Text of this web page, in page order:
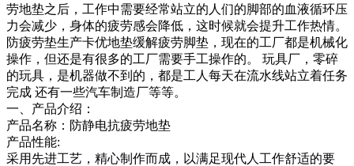
劳地垫之后，工作中需要经常站立的人们的脚部的血液循环压
力会减少，身体的疲劳感会降低，这时候就会提升工作热情。
防疲劳垫生产卡优地垫缓解疲劳脚垫，现在的工厂都是机械化
操作，但还是有很多的工厂需要手工操作的。 玩具厂，零碎
的玩具，是机器做不到的，都是工人每天在流水线站立着任务
完成 还有一些汽车制造厂等等。
一、产品介绍：
产品名称：防静电抗疲劳地垫
产品性能:
采用先进工艺，精心制作而成，以满足现代人工作舒适的要